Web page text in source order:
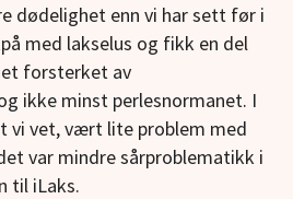
dødelighet enn vi har sett før i
med lakselus og fikk en del
forsterket av
ikke minst perlesnormanet. I
vi vet, vært lite problem med
var mindre sårproblematikk i
til iLaks.